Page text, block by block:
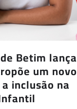
Betim lança
um novo
inclusão na